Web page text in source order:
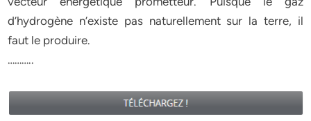
d’hydrogène n’existe pas naturellement sur la terre, il
faut le produire.
………..